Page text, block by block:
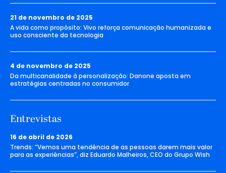
21 de novembro de 2025
A vida como propósito: Vivo reforça comunicação humanizada e
uso consciente da tecnologia
4 de novembro de 2025
Da multicanalidade à personalização: Danone aposta em
estratégias centradas no consumidor
Entrevistas
16 de abril de 2026
Trends: “Vemos uma tendência de as pessoas darem mais valor
para as experiências”, diz Eduardo Malheiros, CEO do Grupo Wish